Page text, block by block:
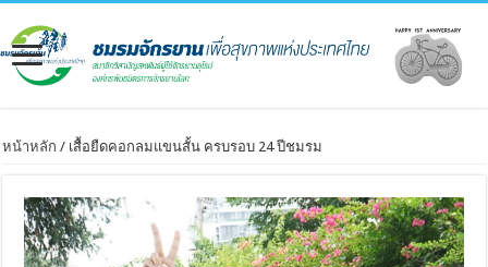
หน้าหลัก / เสื้อยืดคอกลมแขนสั้น ครบรอบ 24 ปีชมรม